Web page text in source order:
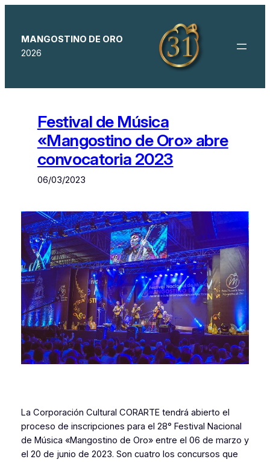
contenido
MANGOSTINO DE ORO
2026
Festival de Música
«Mangostino de Oro» abre
convocatoria 2023
06/03/2023
La Corporación Cultural CORARTE tendrá abierto el
proceso de inscripciones para el 28° Festival Nacional
de Música «Mangostino de Oro» entre el 06 de marzo y
el 20 de junio de 2023. Son cuatro los concursos que